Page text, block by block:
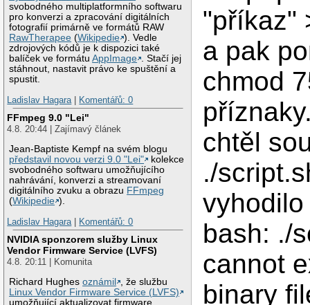
svobodného multiplatformního softwaru
pro konverzi a zpracování digitálních
fotografií primárně ve formátů RAW
RawTherapee (Wikipedie ). Vedle
zdrojových kódů je k dispozici také
balíček ve formátuAppImage . Stačí jej
stáhnout, nastavit právo ke spuštění a
spustit.
Ladislav Hagara
Komentářů: 0
FFmpeg 9.0 "Lei"
4.8. 20:44 | Zajímavý článek
Jean-Baptiste Kempf na svém blogu
představil novou verzi 9.0 "Lei"
kolekce
svobodného softwaru umožňujícího
nahrávání, konverzi a streamovaní
digitálního zvuku a obrazu FFmpeg
(Wikipedie ).
Ladislav Hagara
Komentářů: 0
NVIDIA sponzorem služby Linux
Vendor Firmware Service (LVFS)
4.8. 20:11 | Komunita
Richard Hughesoznámil
, že službu
Linux Vendor Firmware Service (LVFS)
umožňující aktualizovat firmware
"příkaz"
a pak
chmod
chtěl
./
bash: ./
cannot
binary